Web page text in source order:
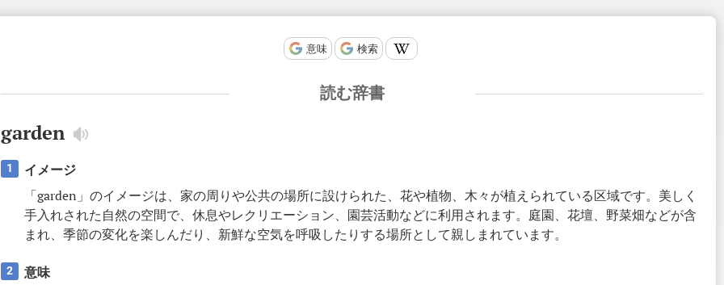
意味 検索
読む辞書
garden
1
イメージ
「garden」のイメージは、家の周りや公共の場所に設けられた、花や植物、木々が植えられている区域です。美しく
手入れされた自然の空間で、休息やレクリエーション、園芸活動などに利用されます。庭園、花壇、野菜畑などが含
まれ、季節の変化を楽しんだり、新鮮な空気を呼吸したりする場所として親しまれています。
2
意味